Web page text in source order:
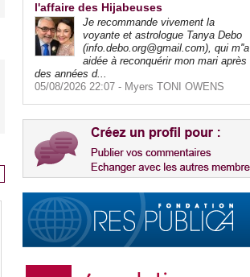
l'affaire des Hijabeuses
Je recommande vivement la
voyante et astrologue Tanya Debo
(info.debo.org@gmail.com), qui m''a
aidée à reconquérir mon mari après
des années d...
05/08/2026 22:07 - Myers TONI OWENS